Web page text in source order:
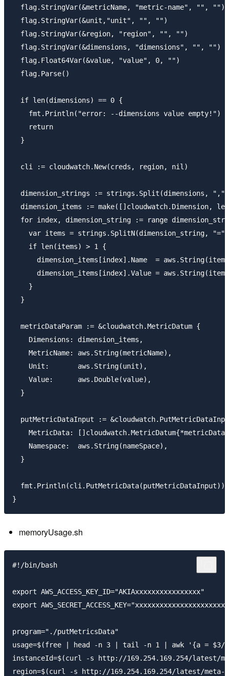
  flag.StringVar(&metricName, "metric-name", "", "")
  flag.StringVar(&unit,"unit", "", "")
  flag.StringVar(&region, "region", "", "")
  flag.StringVar(&dimensions, "dimensions", "", "")
  flag.Float64Var(&value, "value", 0, "")
  flag.Parse()
  if len(dimensions) == 0 {
    fmt.Println("error: --dimensions value empty!")
    return
  }
  cli := cloudwatch.New(creds, region, nil)
  dimension_strings := strings.Split(dimensions, ",")
dimension_items := make([]cloudwatch.Dimension,
for index, dimension_string := range
var items = strings.SplitN(dimension_string,
    if len(items) > 1 {
dimension_items[index].Name  =
dimension_items[index].Value =
    }
  }
  metricDataParam := &cloudwatch.MetricDatum {
    Dimensions: dimension_items,
    MetricName: aws.String(metricName),
    Unit:       aws.String(unit),
    Value:      aws.Double(value),
  }
putMetricDataInput :=
MetricData:
    Namespace:  aws.String(nameSpace),
  }
  fmt.Println(cli.PutMetricData(putMetricDataInput))
memoryUsage.sh
#!/bin/bash
export AWS_ACCESS_KEY_ID="AKIAxxxxxxxxxxxxxxxx"
export
program="./putMetricsData"
usage=$(free | head -n 3 | tail -n 1 | awk '{a =
instanceId=$(curl -s http://169.254.169.254/latest/
region=$(curl -s http://169.254.169.254/latest/